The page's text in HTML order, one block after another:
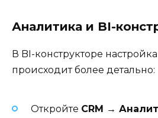
Аналитика и BI-
В BI-конструкторе
происходит более детально:
Откройте CRM →